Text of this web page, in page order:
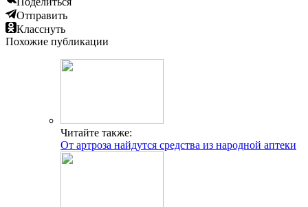
Отправить
Класснуть
Похожие публикации
Читайте также:
От артроза найдутся средства из народной аптеки